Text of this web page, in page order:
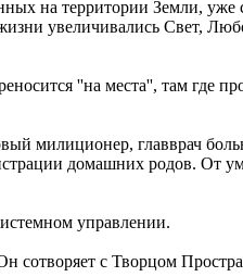
на территории Земли, уже
увеличивались Свет,
''на места'', там где
милиционер, главврач
домашних родов. От
управлении.
сотворяет с Творцом